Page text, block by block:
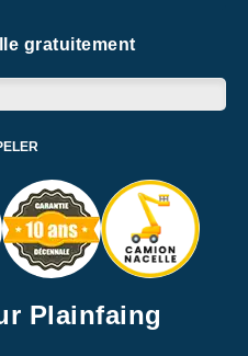
gratuitement
Plainfaing